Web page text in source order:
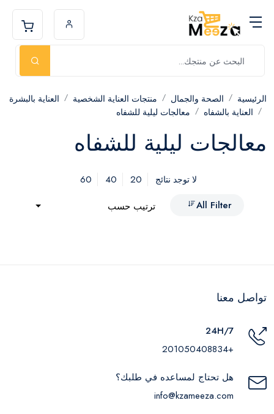
الرئيسية الصحة والجمال منتجات العناية الشخصية
العناية بالبشرة
العناية بالشفاه
معالجات ليلية للشفاه
معالجات ليلية للشفاه
لا توجد نتائج 20
40
60
All Filter
ترتيب حسب
تواصل معنا
24H/7
+201050408834
هل تحتاج لمساعده في طلبك؟
info@kzameeza.com